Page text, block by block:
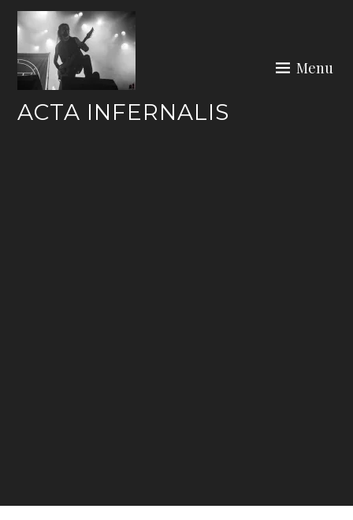
Skip
content
ACTA INFERNALIS
Menu